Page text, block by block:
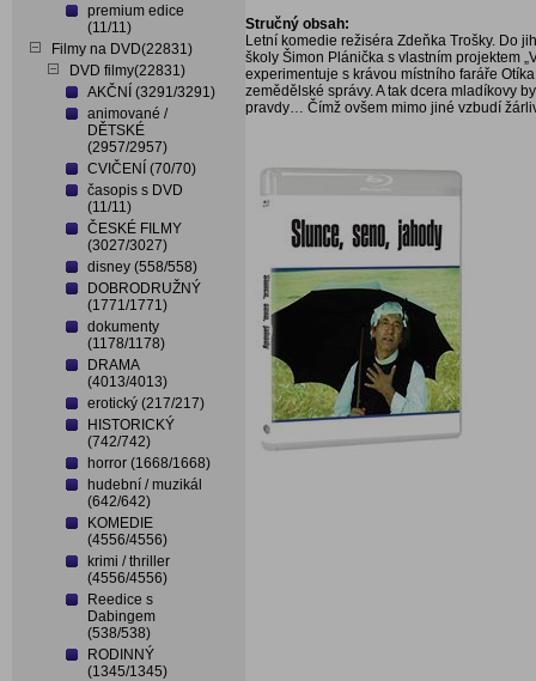
premium edice
(11/11)
Filmy na DVD(22831)
DVD filmy(22831)
AKČNÍ (3291/3291)
animované /
DĚTSKÉ
(2957/2957)
CVIČENÍ (70/70)
časopis s DVD
(11/11)
ČESKÉ FILMY
(3027/3027)
disney (558/558)
DOBRODRUŽNÝ
(1771/1771)
dokumenty
(1178/1178)
DRAMA
(4013/4013)
erotický (217/217)
HISTORICKÝ
(742/742)
horror (1668/1668)
hudební / muzikál
(642/642)
KOMEDIE
(4556/4556)
krimi / thriller
(4556/4556)
Reedice s
Dabingem
(538/538)
RODINNÝ
(1345/1345)
Stručný obsah:
Letní komedie režiséra Zdeňka Trošky. Do
školy Šimon Plánička s vlastním projektem
experimentuje s krávou místního faráře
zemědělské správy. A tak dcera mladíkovy
pravdy… Čímž ovšem mimo jiné vzbudí